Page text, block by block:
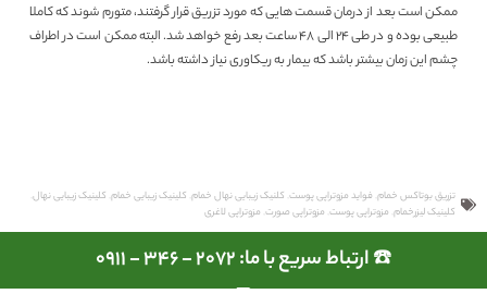
ممکن است بعد از درمان قسمت هایی که مورد تزریق قرار گرفتند، متورم شوند که کاملا
طبیعی بوده و در طی 24 الی 48 ساعت بعد رفع خواهد شد. البته ممکن است در اطراف
چشم این زمان بیشتر باشد که بیمار به ریکاوری نیاز داشته باشد.
تزریق بوتاکس خمام فواید مزوتراپی پوست کلنیک زیبایی نهال خمام کلینیک زیبایی خمام کلینیک زیبایی نهال
کلینیک لیزرخمام مزوتراپی پوست مزوتراپی صورت مزوتراپی لاغری
☎️ ارتباط سریع با ما: 2072 - 346 - 0911